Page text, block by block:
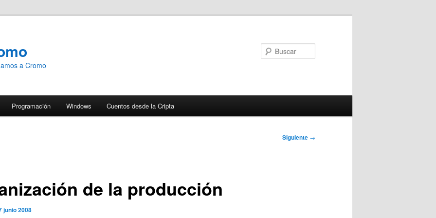
a Cromo
Programación Windows Cuentos desde la Cripta
Siguiente →
de la producción
junio 2008